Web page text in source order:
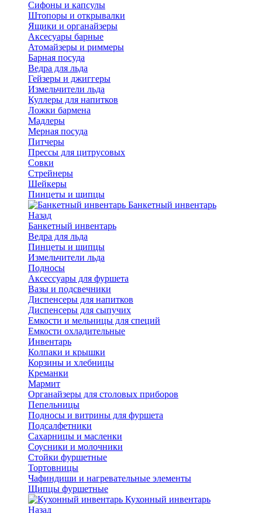
Сифоны и капсулы
Штопоры и открывалки
Ящики и органайзеры
Аксесуары барные
Атомайзеры и риммеры
Барная посуда
Ведра для льда
Гейзеры и джиггеры
Измельчители льда
Куллеры для напитков
Ложки бармена
Мадлеры
Мерная посуда
Питчеры
Прессы для цитрусовых
Совки
Стрейнеры
Шейкеры
Пинцеты и щипцы
Банкетный инвентарь
Назад
Банкетный инвентарь
Ведра для льда
Пинцеты и щипцы
Измельчители льда
Подносы
Аксессуары для фуршета
Вазы и подсвечники
Диспенсеры для напитков
Диспенсеры для сыпучих
Емкости и мельницы для специй
Емкости охладительные
Инвентарь
Колпаки и крышки
Корзины и хлебницы
Креманки
Мармит
Органайзеры для столовых приборов
Пепельницы
Подносы и витрины для фуршета
Подсалфетники
Сахарницы и масленки
Соусники и молочники
Стойки фуршетные
Тортовницы
Чафиндиши и нагревательные элементы
Щипцы фуршетные
Кухонный инвентарь
Назад